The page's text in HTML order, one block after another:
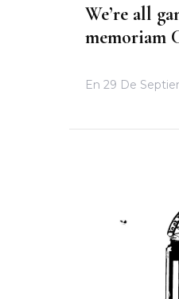
We’re all
memoriam
En 29 De